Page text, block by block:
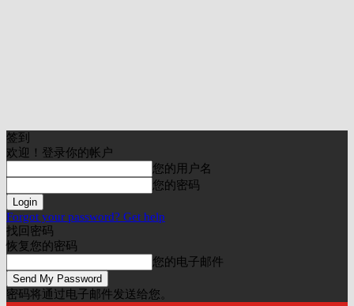
签到
欢迎！登录你的帐户
您的用户名
您的密码
Forgot your password? Get help
找回密码
恢复您的密码
您的电子邮件
密码将通过电子邮件发送给您。